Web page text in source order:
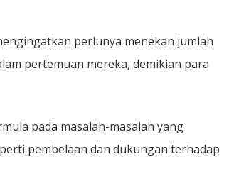
perlunya menekan jumlah
pertemuan mereka, demikian para
pada masalah-masalah yang
pembelaan dan dukungan terhadap